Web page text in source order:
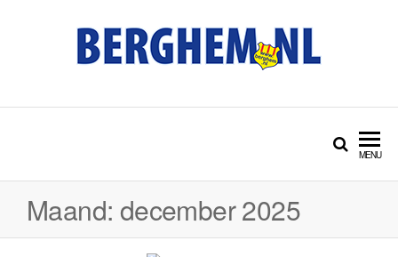
BERGHEM.NLvoor Bérgse mensen
MENU
Maand: december 2025